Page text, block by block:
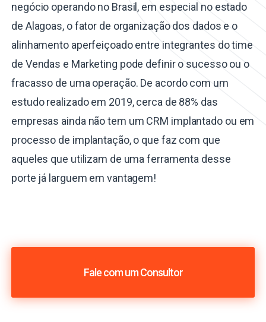
negócio operando no Brasil, em especial no estado
de Alagoas, o fator de organização dos dados e o
alinhamento aperfeiçoado entre integrantes do time
de Vendas e Marketing pode definir o sucesso ou o
fracasso de uma operação. De acordo com um
estudo realizado em 2019, cerca de 88% das
empresas ainda não tem um CRM implantado ou em
processo de implantação, o que faz com que
aqueles que utilizam de uma ferramenta desse
porte já larguem em vantagem!
Fale com um Consultor